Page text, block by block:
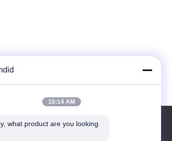
10:14 AM
what product are you looking